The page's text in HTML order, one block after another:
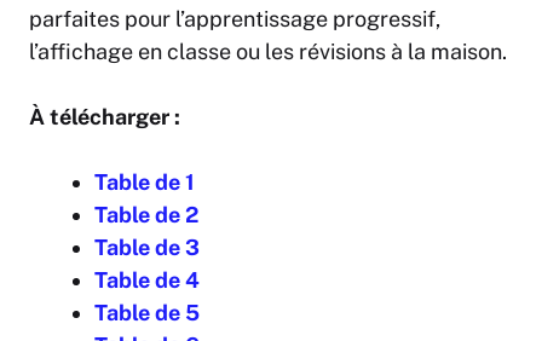
parfaites pour l’apprentissage progressif,
l’affichage en classe ou les révisions à la maison.
À télécharger :
Table de 1
Table de 2
Table de 3
Table de 4
Table de 5